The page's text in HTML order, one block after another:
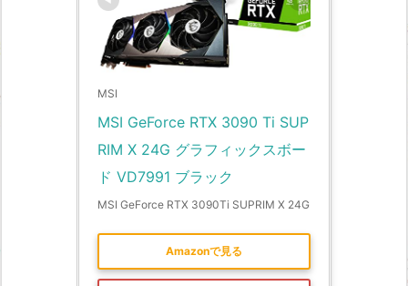
MSI
MSI GeForce RTX 3090 Ti SUP
RIM X 24G グラフィックスボー
ド VD7991 ブラック
MSI GeForce RTX 3090Ti SUPRIM X 24G
Amazonで見る